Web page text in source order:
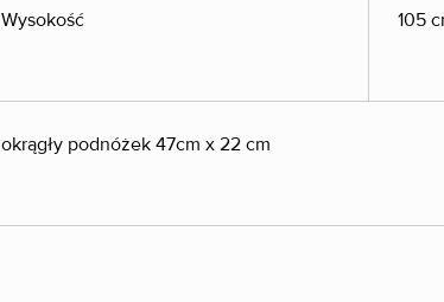
Wysokość 105
okrągły podnóżek 47cm x 22 cm